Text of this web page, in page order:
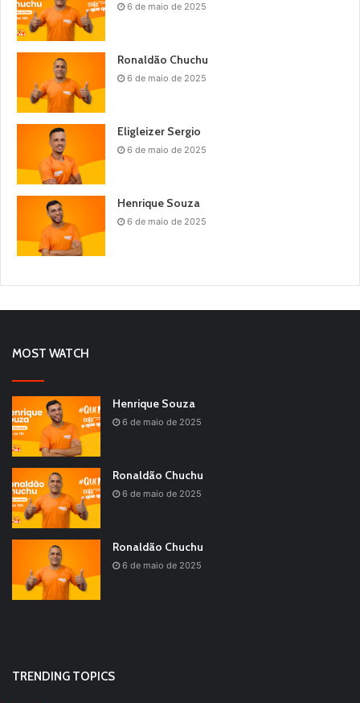
6 de maio de 2025
Ronaldão Chuchu
6 de maio de 2025
Eligleizer Sergio
6 de maio de 2025
Henrique Souza
6 de maio de 2025
MOST WATCH
Henrique Souza
6 de maio de 2025
Ronaldão Chuchu
6 de maio de 2025
Ronaldão Chuchu
6 de maio de 2025
TRENDING TOPICS